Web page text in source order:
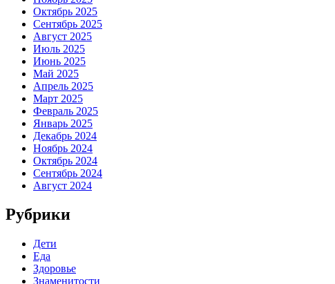
Октябрь 2025
Сентябрь 2025
Август 2025
Июль 2025
Июнь 2025
Май 2025
Апрель 2025
Март 2025
Февраль 2025
Январь 2025
Декабрь 2024
Ноябрь 2024
Октябрь 2024
Сентябрь 2024
Август 2024
Рубрики
Дети
Еда
Здоровье
Знаменитости